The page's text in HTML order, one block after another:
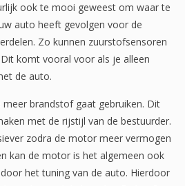
ook te mooi geweest om waar te
auto heeft gevolgen voor de
Zo kunnen zuurstofsensoren
komt vooral voor als je alleen
de auto.
brandstof gaat gebruiken. Dit
met de rijstijl van de bestuurder.
zodra de motor meer vermogen
kan de motor is het algemeen ook
door het tuning van de auto. Hierdoor